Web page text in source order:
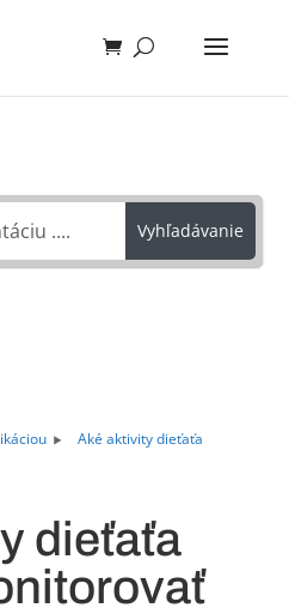
Vyhľadávanie
Aké aktivity dieťaťa
dieťaťa